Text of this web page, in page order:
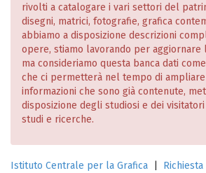
rivolti a catalogare i vari settori del
disegni, matrici, fotografie, grafica
abbiamo a disposizione descrizioni
opere, stiamo lavorando per aggiornare
ma consideriamo questa banca dati
che ci permetterà nel tempo di
informazioni che sono già contenute,
disposizione degli studiosi e dei
studi e ricerche.
Istituto Centrale per la Grafica